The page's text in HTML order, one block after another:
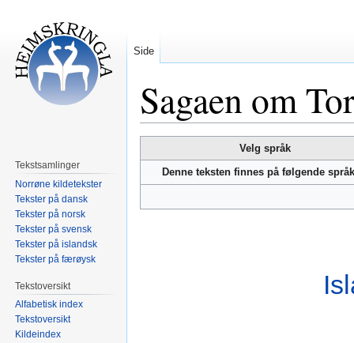
Sagaen om
til
navigering
til
Velg språk
Denne teksten finnes på følgende
Side
Tekstsamlinger
Norrøne kildetekster
Tekster på dansk
Tekster på norsk
Tekster på svensk
Tekster på islandsk
Tekster på færøysk
Tekstoversikt
Alfabetisk index
Tekstoversikt
Kildeindex